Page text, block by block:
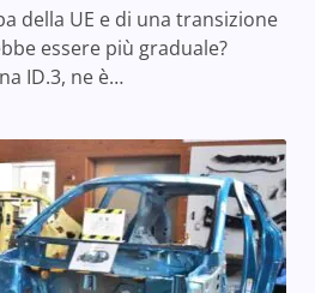
della UE e di una transizione
essere più graduale?
ID.3, ne è…